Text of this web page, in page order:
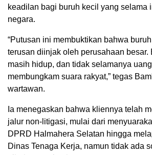
keadilan bagi buruh kecil yang selama
negara.
“Putusan ini membuktikan bahwa
terusan diinjak oleh perusahaan besar.
masih hidup, dan tidak selamanya
membungkam suara rakyat,” tegas
wartawan.
Ia menegaskan bahwa kliennya telah
jalur non-litigasi, mulai dari
DPRD Halmahera Selatan hingga
Dinas Tenaga Kerja, namun tidak ada